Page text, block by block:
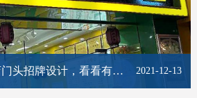
2021-12-13
10款简单大气的饭店门头招牌设计，看看有你喜欢的那一款吗？